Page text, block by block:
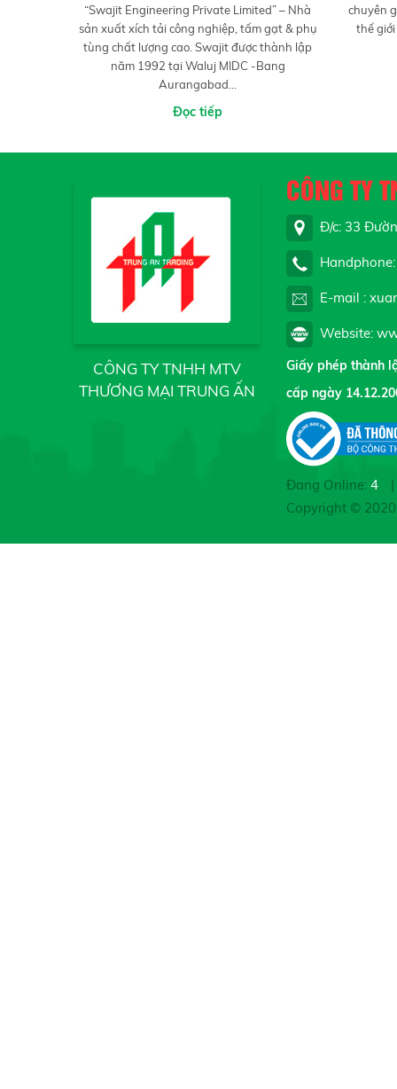
“Swajit Engineering Private Limited” – Nhà
sản xuất xích tải công nghiệp, tấm gạt & phụ
tùng chất lượng cao. Swajit được thành lập
năm 1992 tại Waluj MIDC -Bang
Aurangabad...
Đọc tiếp
chuyên
thế
CÔNG TY TNHH MTV
THƯƠNG MẠI TRUNG ẤN
CÔNG TY
Đ/c: 33
E-mail :
Website:
Giấy phép thành
cấp ngày
Đang Online: 4
|
Copyright ©